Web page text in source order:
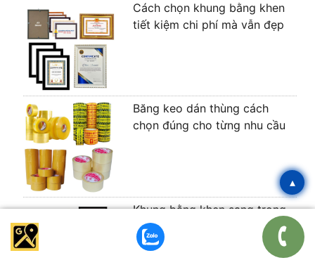
Cách chọn khung bằng khen
tiết kiệm chi phí mà vẫn đẹp
Băng keo dán thùng cách
chọn đúng cho từng nhu cầu
Khung bằng khen sang trọng
cao cấp phù hợp mọi nhu cầu
▴